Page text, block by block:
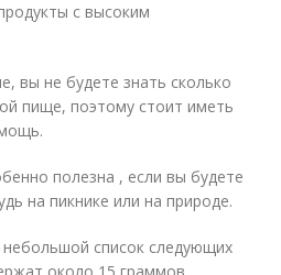
с высоким
вы не будете знать сколько
пище, поэтому стоит иметь
полезна , если вы будете
на пикнике или на природе.
список следующих